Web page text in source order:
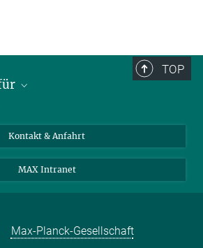
TOP
Kontakt & Anfahrt
MAX Intranet
Max-Planck-Gesellschaft